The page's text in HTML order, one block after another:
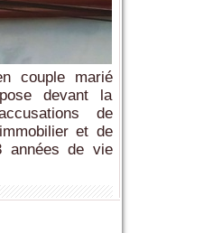
couple marié
devant la
de
et de
de vie